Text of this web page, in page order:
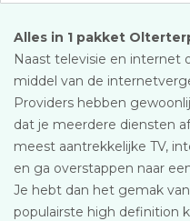
Alles in 1 pakket
Naast televisie en internet
middel van de
Providers hebben
dat je meerdere diensten
meest aantrekkelijke TV,
en ga overstappen naar
Je hebt dan het gemak
populairste high definition